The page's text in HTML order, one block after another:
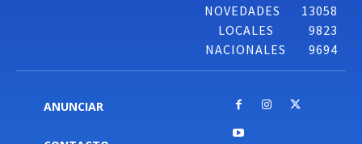
NOVEDADES
13058
LOCALES
9823
NACIONALES
9694
ANUNCIAR